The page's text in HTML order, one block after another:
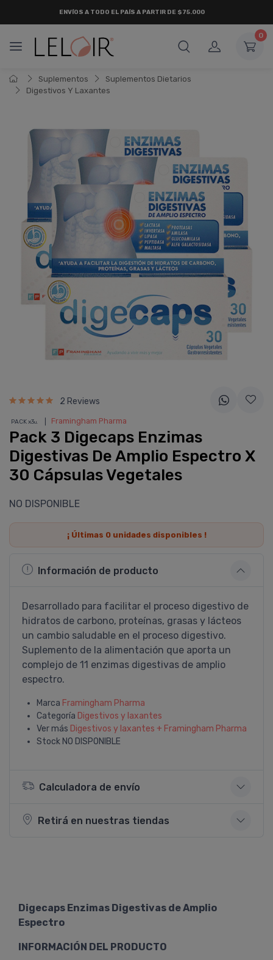
0
Suplementos
Suplementos Dietarios
Digestivos Y Laxantes
2 Reviews
PACK x3u. Framingham Pharma
Pack 3 Digecaps Enzimas
Digestivas De Amplio Espectro X
30 Cápsulas Vegetales
NO DISPONIBLE
¡ Últimas 0unidades disponibles !
Información de producto
Desarrollado para facilitar el proceso digestivo de
hidratos de carbono, proteínas, grasas y lácteos
un cambio saludable en el proceso digestivo.
Suplemento de la alimentación que aporta un
complejo de 11 enzimas digestivas de amplio
espectro.
Marca Framingham Pharma
Categoría Digestivos y laxantes
Ver más Digestivos y laxantes + Framingham Pharma
Stock NO DISPONIBLE
Calculadora de envío
Retirá en nuestras tiendas
Digecaps Enzimas Digestivas de Amplio
Espectro
INFORMACIÓN DEL PRODUCTO